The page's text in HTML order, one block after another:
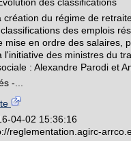
création du régime de
des emplois
mise en ordre des salaires,
l'initiative des ministres du
: Alexandre Parodi et
-...
04-02 15:36:16
reglementation.agirc-